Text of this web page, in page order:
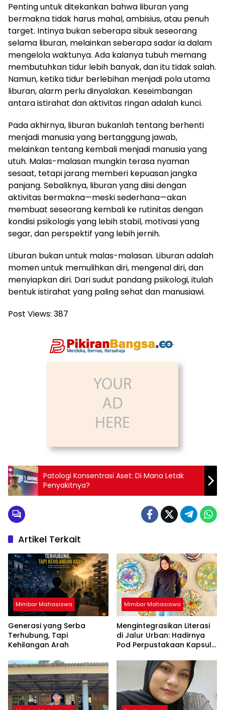
Penting untuk ditekankan bahwa liburan yang
bermakna tidak harus mahal, ambisius, atau penuh
target. Intinya bukan seberapa sibuk seseorang
selama liburan, melainkan seberapa sadar ia dalam
mengelola waktunya. Ada kalanya tubuh memang
membutuhkan tidur lebih banyak, dan itu tidak salah.
Namun, ketika tidur berlebihan menjadi pola utama
liburan, alarm perlu dinyalakan. Keseimbangan
antara istirahat dan aktivitas ringan adalah kunci.
Pada akhirnya, liburan bukanlah tentang berhenti
menjadi manusia yang bertanggung jawab,
melainkan tentang kembali menjadi manusia yang
utuh. Malas-malasan mungkin terasa nyaman
sesaat, tetapi jarang memberi kepuasan jangka
panjang. Sebaliknya, liburan yang diisi dengan
aktivitas bermakna—meski sederhana—akan
membuat seseorang kembali ke rutinitas dengan
kondisi psikologis yang lebih stabil, motivasi yang
segar, dan perspektif yang lebih jernih.
Liburan bukan untuk malas-malasan. Liburan adalah
momen untuk memulihkan diri, mengenal diri, dan
menyiapkan diri. Dari sudut pandang psikologi, itulah
bentuk istirahat yang paling sehat dan manusiawi.
Post Views: 387
Patologi Konsentrasi Aset: Di Mana Letak
Penyakitnya?
Artikel Terkait
Mimbar Mahasiswa
Generasi yang Serba
Terhubung, Tapi
Kehilangan Arah
Mimbar Mahasiswa
Mengintegrasikan Literasi
di Jalur Urban: Hadirnya
Pod Perpustakaan Kapsul
Tren Terbaru